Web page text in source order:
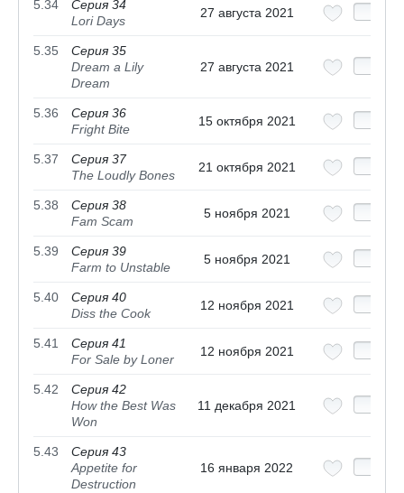
5.34
Серия 34
Lori Days
27 августа 2021
5.35
Серия 35
Dream a Lily
Dream
27 августа 2021
5.36
Серия 36
Fright Bite
15 октября 2021
5.37
Серия 37
The Loudly Bones
21 октября 2021
5.38
Серия 38
Fam Scam
5 ноября 2021
5.39
Серия 39
Farm to Unstable
5 ноября 2021
5.40
Серия 40
Diss the Cook
12 ноября 2021
5.41
Серия 41
For Sale by Loner
12 ноября 2021
5.42
Серия 42
How the Best Was
Won
11 декабря 2021
5.43
Серия 43
Appetite for
Destruction
16 января 2022